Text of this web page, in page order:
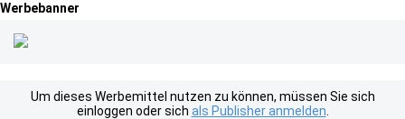
Werbebanner
Um dieses Werbemittel nutzen zu können, müssen Sie sich
einloggen oder sich als Publisher anmelden